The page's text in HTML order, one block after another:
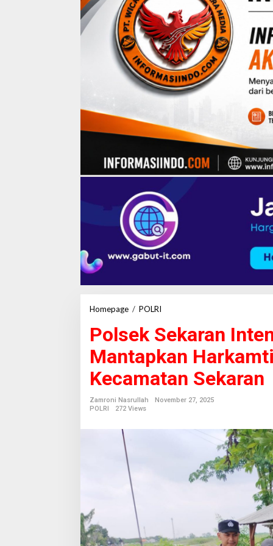
Homepage / POLRI
l
s
e
k
S
e
k
a
k
Polsek Sekaran
Mantapkan
Kecamatan Sekaran
Zamroni Nasrullah
November 27, 2025
POLRI
272 Views